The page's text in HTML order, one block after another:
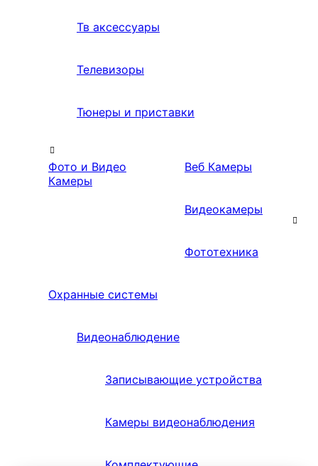
Тв аксессуары
Телевизоры
Тюнеры и приставки
Фото и Видео
Камеры
Веб Камеры
Видеокамеры
Фототехника
Охранные системы
Видеонаблюдение
Записывающие устройства
Камеры видеонаблюдения